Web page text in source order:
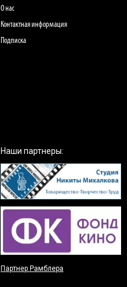
О нас
Контактная информация
Подписка
Наши партнеры:
Партнер Рамблера